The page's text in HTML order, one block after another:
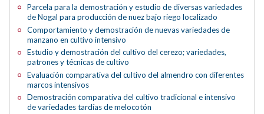
Parcela para la demostración y estudio de diversas variedades
de Nogal para producción de nuez bajo riego localizado
Comportamiento y demostración de nuevas variedades de
manzano en cultivo intensivo
Estudio y demostración del cultivo del cerezo; variedades,
patrones y técnicas de cultivo
Evaluación comparativa del cultivo del almendro con diferentes
marcos intensivos
Demostración comparativa del cultivo tradicional e intensivo
de variedades tardías de melocotón